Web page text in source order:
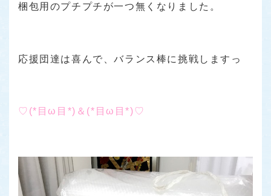
梱包用のプチプチが一つ無くなりました。
応援団達は喜んで、バランス棒に挑戦しますっ
♡(*目ω目*)＆(*目ω目*)♡